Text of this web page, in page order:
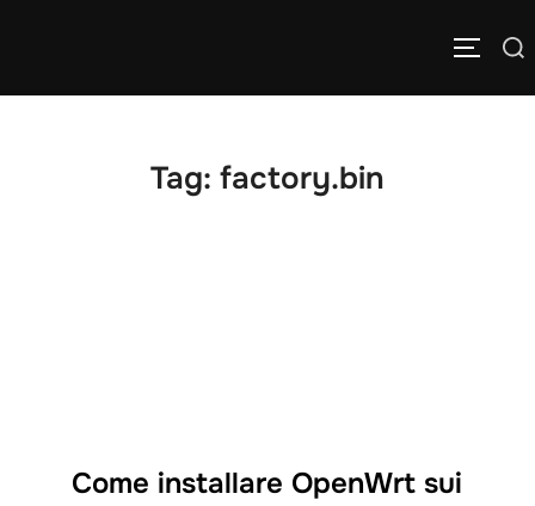
Cerca APRI/
Tag: factory.bin
Come installare OpenWrt sui